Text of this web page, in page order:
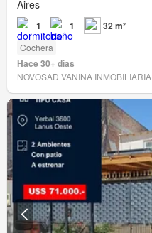
Aires
1 1 32 m²
Cochera
Hace 30+ días
NOVOSAD VANINA INMOBILIARIA